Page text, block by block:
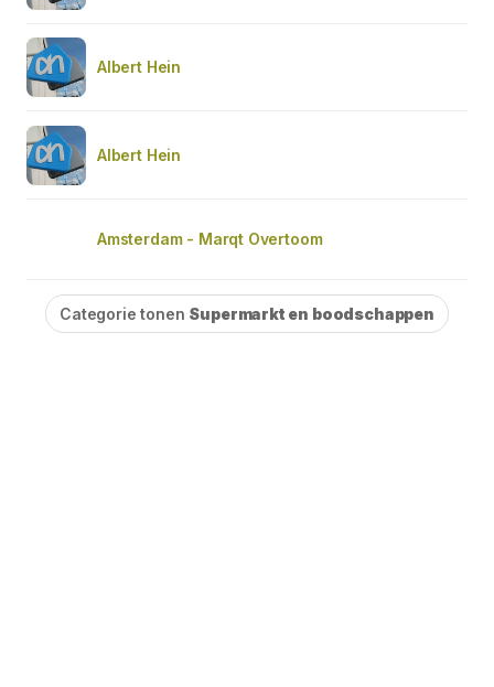
Albert Hein
Albert Hein
Amsterdam - Marqt Overtoom
Categorie tonen Supermarkt en boodschappen